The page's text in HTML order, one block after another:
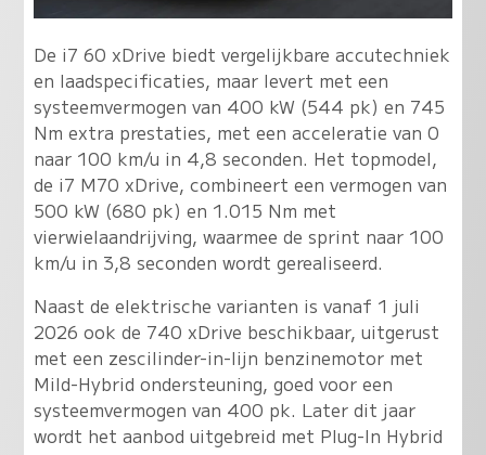
De i7 60 xDrive biedt vergelijkbare accutechniek
en laadspecificaties, maar levert met een
systeemvermogen van 400 kW (544 pk) en 745
Nm extra prestaties, met een acceleratie van 0
naar 100 km/u in 4,8 seconden. Het topmodel,
de i7 M70 xDrive, combineert een vermogen van
500 kW (680 pk) en 1.015 Nm met
vierwielaandrijving, waarmee de sprint naar 100
km/u in 3,8 seconden wordt gerealiseerd.
Naast de elektrische varianten is vanaf 1 juli
2026 ook de 740 xDrive beschikbaar, uitgerust
met een zescilinder-in-lijn benzinemotor met
Mild-Hybrid ondersteuning, goed voor een
systeemvermogen van 400 pk. Later dit jaar
wordt het aanbod uitgebreid met Plug-In Hybrid